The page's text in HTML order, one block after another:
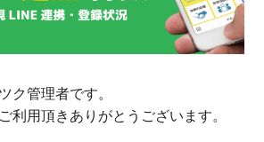
ク管理者です。
利用頂きありがとうございます。